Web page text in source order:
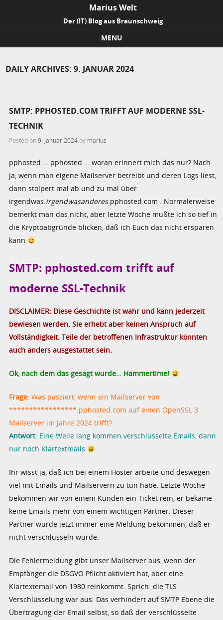
Marius Welt
Der (IT) Blog aus Braunschweig
MENU
DAILY ARCHIVES:9. JANUAR 2024
SMTP: PPHOSTED.COM TRIFFT AUF MODERNE SSL-
TECHNIK
Posted on9. Januar 2024 by marius
pphosted … pphosted … woran erinnert mich das nur? Nach
ja, wenn man eigene Mailserver betreibt und deren Logs liest,
dann stolpert mal ab und zu mal über
irgendwas.irgendwasanderes.pphosted.com . Normalerweise
bemerkt man das nicht, aber letzte Woche mußte ich so tief in
die Kryptoabgründe blicken, daß ich Euch das nicht ersparen
kann
SMTP: pphosted.com trifft auf
moderne SSL-Technik
DISCLAIMER: Diese Geschichte ist wahr und kann jederzeit
bewiesen werden. Sie erhebt aber keinen Anspruch auf
Vollständigkeit. Teile der betroffenen Infrastruktur könnten
auch anders ausgestattet sein.
Ok, nach dem das gesagt wurde… Hammertime!
Frage: Was passiert, wenn ein Mailserver von
*****************.pphosted.com auf einen OpenSSL 3
Mailserver im Jahre 2024 trifft?
Antwort: Eine Weile lang kommen verschlüsselte Emails, dann
nur noch Klartextmails
Ihr wisst ja, daß ich bei einem Hoster arbeite und deswegen
viel mit Emails und Mailservern zu tun habe. Letzte Woche
bekommen wir von einem Kunden ein Ticket rein, er bekäme
keine Emails mehr von einem wichtigen Partner. Dieser
Partner würde jetzt immer eine Meldung bekommen, daß er
nicht verschlüsseln würde.
Die Fehlermeldung gibt unser Mailserver aus, wenn der
Empfänger die DSGVO Pflicht aktiviert hat, aber eine
Klartextemail von 1980 reinkommt. Sprich: die TLS
Verschlüsselung war aus. Das verhindert auf SMTP Ebene die
Übertragung der Email selbst, so daß der verschlüsselte